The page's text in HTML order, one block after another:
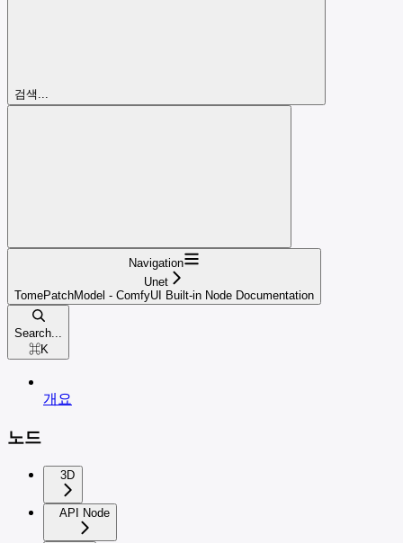
검색...
Navigation
Unet
TomePatchModel - ComfyUI Built-in Node Documentation
Search...
⌘K
개요
노드
3D
API Node